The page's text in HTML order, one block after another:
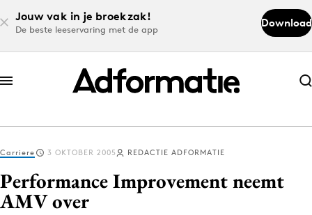
Jouw vak in je broekzak!
De beste leeservaring met de app
Download
Abonneer nu
Abonneer nu
Log in
Carriere 3 OKTOBER 2005 REDACTIE ADFORMATIE
Performance Improvement neemt
AMV over